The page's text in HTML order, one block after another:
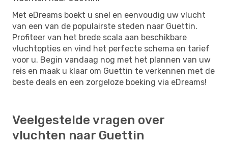
Met eDreams boekt u snel en eenvoudig uw vlucht
van een van de populairste steden naar Guettin.
Profiteer van het brede scala aan beschikbare
vluchtopties en vind het perfecte schema en tarief
voor u. Begin vandaag nog met het plannen van uw
reis en maak u klaar om Guettin te verkennen met de
beste deals en een zorgeloze boeking via eDreams!
Veelgestelde vragen over
vluchten naar Guettin